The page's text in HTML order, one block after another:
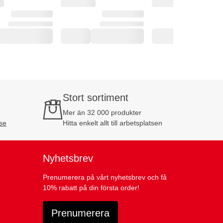
Stort sortiment
Mer än 32 000 produkter
Hitta enkelt allt till arbetsplatsen
Nyhetsbrev
Prenumerera på vårt nyhetsbrev och få
10% rabatt på din första order!
Prenumerera